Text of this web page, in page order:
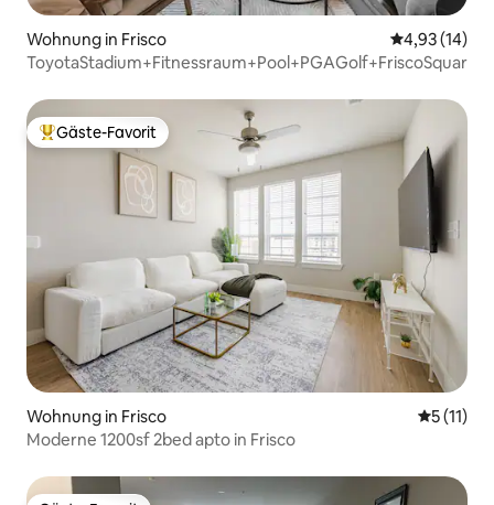
Wohnung in Frisco
4,93 (14)
Beliebter Gäste-Favorit.
Gäste-Favorit
Wohnung in Frisco
5 (11)
Moderne 1200sf 2bed apto in Frisco